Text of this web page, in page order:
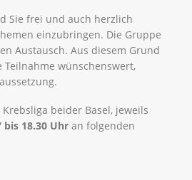
Sie frei und auch herzlich
einzubringen. Die Gruppe
Austausch. Aus diesem Grund
Teilnahme wünschenswert,
Krebsliga beider Basel, jeweils
18.30 Uhr an folgenden